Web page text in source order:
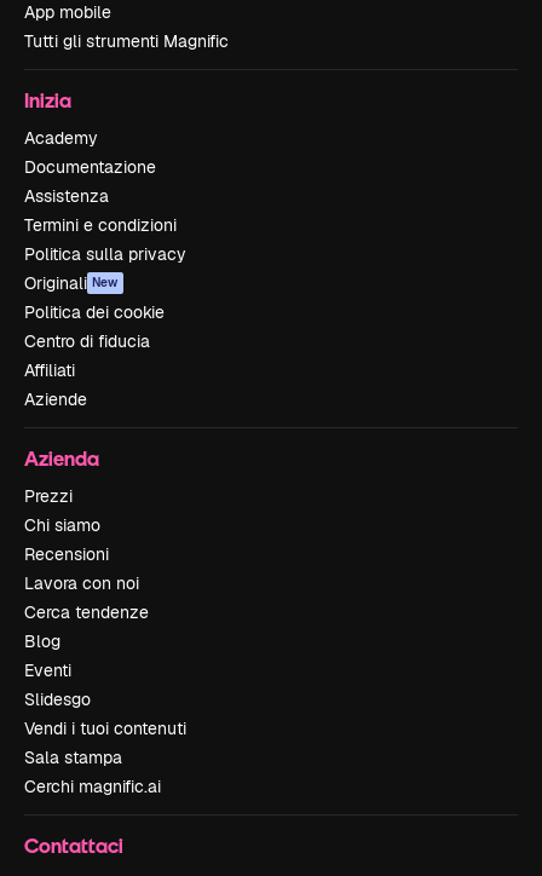
App mobile
Tutti gli strumenti Magnific
Inizia
Academy
Documentazione
Assistenza
Termini e condizioni
Politica sulla privacy
Originali New
Politica dei cookie
Centro di fiducia
Affiliati
Aziende
Azienda
Prezzi
Chi siamo
Recensioni
Lavora con noi
Cerca tendenze
Blog
Eventi
Slidesgo
Vendi i tuoi contenuti
Sala stampa
Cerchi magnific.ai
Contattaci